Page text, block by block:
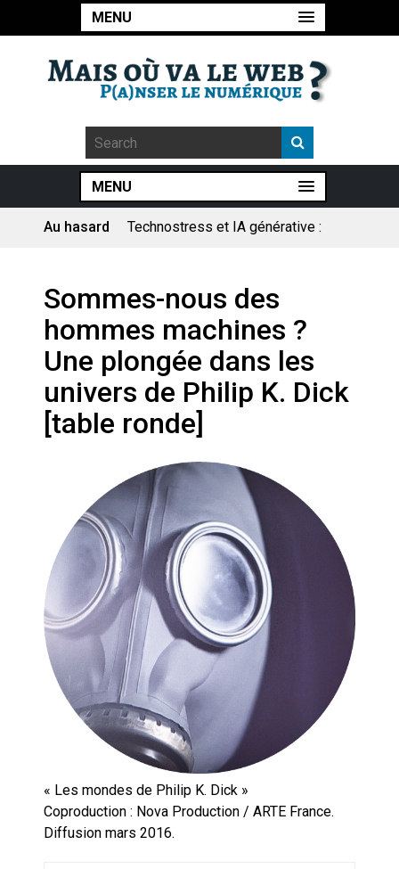
MENU
MENU
Au hasard
Technostress et IA générative :
Pourquoi les études qui
prévoient la fin de l’emploi « à
cause » de l’IA se plantent-
elles toujours ?
Le consultant : une lecture
sociologique
Artemis II : objectif nul
Quand Mistral veut moraliser le
pillage
Commentaire sur la polémique
des perroquets
Les syndicats, (tout) contre l’IA
En Seine-et-Marne, le projet de
Campus IA doit sortir des
champs : « On impose et copie
le gigantisme états-unien »
Addendum sur les machines à
laver, et l’intelligence artificielle
La vaste blague du macronisme
crypto-spatial
Sommes-nous des
hommes machines ?
Une plongée dans les
univers de Philip K. Dick
[table ronde]
« Les mondes de Philip K. Dick »
Coproduction : Nova Production / ARTE France.
Diffusion mars 2016.